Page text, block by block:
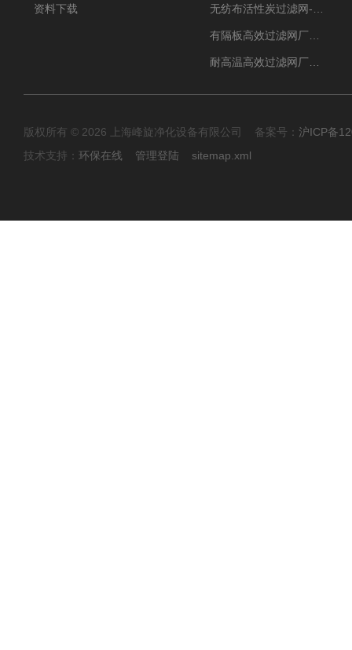
资料下载
版权所有 © 2026 上海峰旋净化设备有限公司 备案号： 沪ICP备
技术支持： 环保在线 管理登陆 sitemap.xml